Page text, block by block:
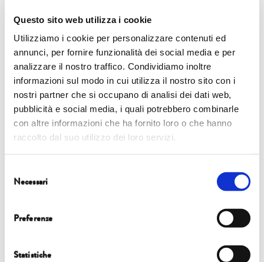
Questo sito web utilizza i cookie
Utilizziamo i cookie per personalizzare contenuti ed
annunci, per fornire funzionalità dei social media e per
analizzare il nostro traffico. Condividiamo inoltre
informazioni sul modo in cui utilizza il nostro sito con i
nostri partner che si occupano di analisi dei dati web,
pubblicità e social media, i quali potrebbero combinarle
con altre informazioni che ha fornito loro o che hanno
raccolto dal suo utilizzo dei loro servizi.
delNecessari
Preferenze
Statistiche
READ MORE
CAPPELLA GUINIGI
8 OTT | STEFANO VELLA
READ MORE
CHIESA DI SAN FRANCESCO